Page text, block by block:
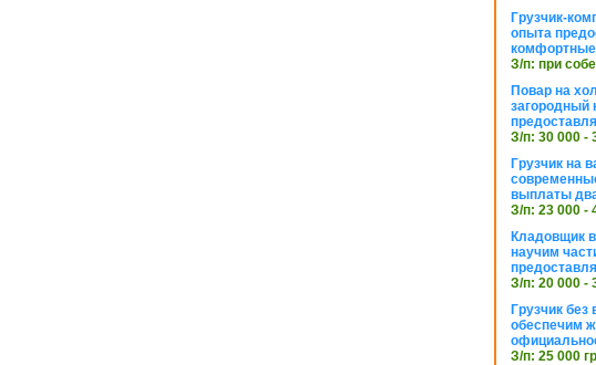
Грузчик-
опыта
З/п: при
Повар на
загородный
З/п: 30 000 -
Грузчик на
выплаты
З/п: 23 000 -
Кладовщик
научим
З/п: 20 000 -
Грузчик
обеспечим
З/п: 25 000